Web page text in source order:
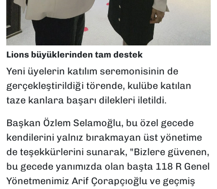
Lions büyüklerinden tam destek
Yeni üyelerin katılım seremonisinin de
gerçekleştirildiği törende, kulübe katılan
taze kanlara başarı dilekleri iletildi.
Başkan Özlem Selamoğlu, bu özel gecede
kendilerini yalnız bırakmayan üst yönetime
de teşekkürlerini sunarak, "Bizlere güvenen,
bu gecede yanımızda olan başta 118 R Genel
Yönetmenimiz Arif Çorapçıoğlu ve geçmiş